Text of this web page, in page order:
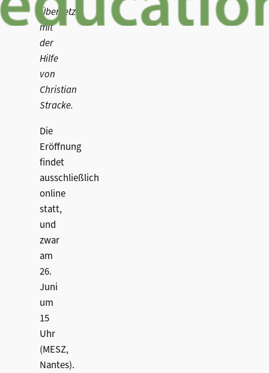
Übersetzt
mit
der
Hilfe
von
Christian
Stracke.
Die
Eröffnung
findet
ausschließlich
online
statt,
und
zwar
am
26.
Juni
um
15
Uhr
(MESZ,
Nantes).